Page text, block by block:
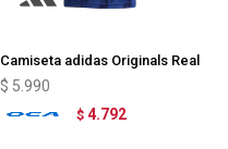
Camiseta adidas Originals Real
Madrid
$ 5.990
$ 4.792